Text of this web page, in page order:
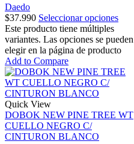
Daedo
$37.990 Seleccionar opciones
Este producto tiene múltiples
variantes. Las opciones se pueden
elegir en la página de producto
Add to Compare
Quick View
DOBOK NEW PINE TREE WT
CUELLO NEGRO C/
CINTURON BLANCO